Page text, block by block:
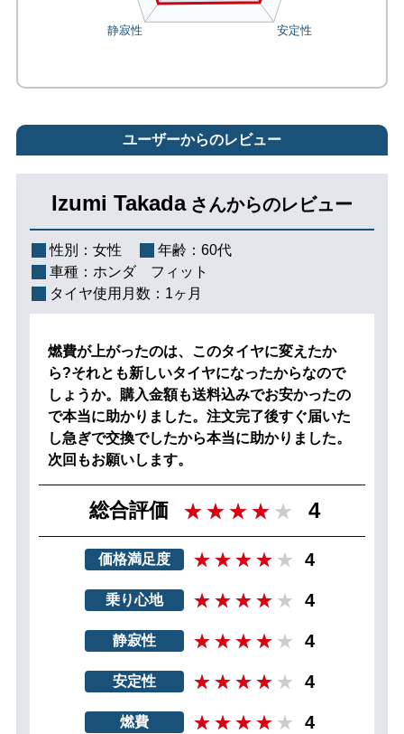
ユーザーからのレビュー
Izumi Takada さんからのレビュー
性別： 女性 年齢： 60代
車種： ホンダ フィット
タイヤ使用月数： 1ヶ月
燃費が上がったのは、このタイヤに変えたか
ら?それとも新しいタイヤになったからなので
しょうか。購入金額も送料込みでお安かったの
で本当に助かりました。注文完了後すぐ届いた
し急ぎで交換でしたから本当に助かりました。
次回もお願いします。
総合評価 4
価格満足度 4
乗り心地 4
静寂性 4
安定性 4
燃費 4